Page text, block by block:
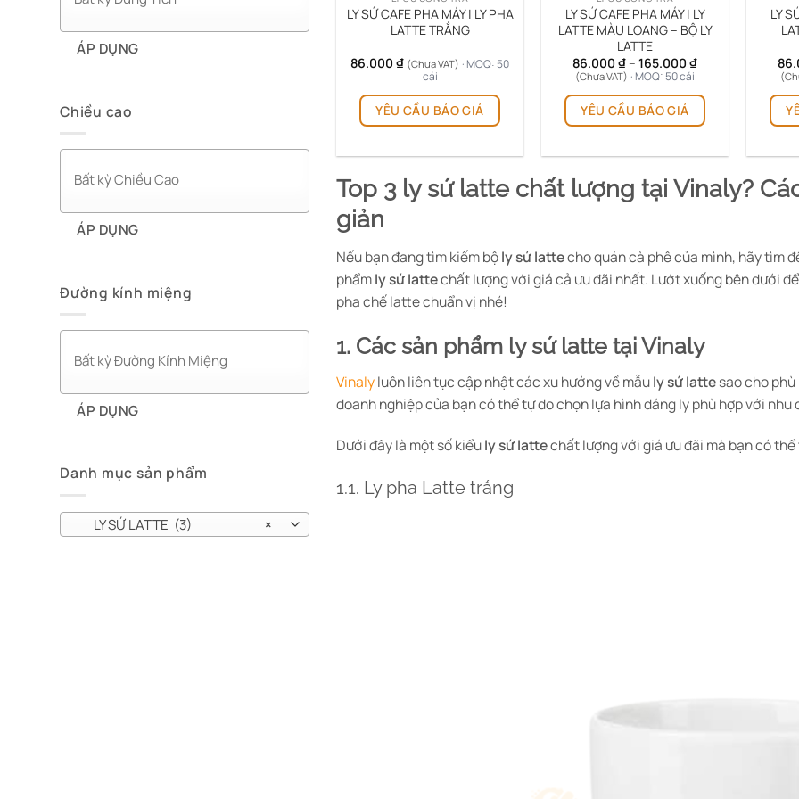
ÁP DỤNG
Chiều cao
ÁP DỤNG
Đường kính miệng
ÁP DỤNG
Danh mục sản phẩm
×
LY SỨ LATTE (3)
LY SỨ CAFE PHA MÁY | LY PHA
LATTE TRẮNG
86.000 ₫ (Chưa VAT) · MOQ: 50
cái
YÊU CẦU BÁO GIÁ
LY SỨ CAFE PHA MÁY | LY
LATTE MÀU LOANG – BỘ LY
LATTE
86.000 ₫ – 165.000 ₫Khoảng
86.000 ₫
165.000 ₫
(Chưa VAT) · MOQ: 50 cái
YÊU CẦU BÁO GIÁ
biến
tùy
chọn
có
chọn
trang
sản
LY
Top 3 ly sứ latte chất lượng tại Vinaly?
giản
Nếu bạn đang tìm kiếm bộly sứ lattecho quán cà phê của mình, hãy tìm
phẩmly sứ lattechất lượng với giá cả ưu đãi nhất. Lướt xuống bên dưới
pha chế latte chuẩn vị nhé!
1. Các sản phẩm ly sứ latte tại Vinaly
Vinalyluôn liên tục cập nhật các xu hướng về mẫuly sứ lattesao cho
doanh nghiệp của bạn có thể tự do chọn lựa hình dáng ly phù hợp với nhu
Dưới đây là một số kiểuly sứ lattechất lượng với giá ưu đãi mà bạn có
1.1. Ly pha Latte trắng